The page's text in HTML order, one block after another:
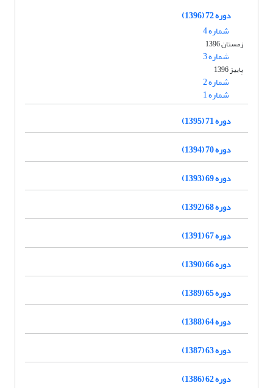
دوره 72 (1396)
شماره 4
زمستان 1396
شماره 3
پاییز 1396
شماره 2
شماره 1
دوره 71 (1395)
دوره 70 (1394)
دوره 69 (1393)
دوره 68 (1392)
دوره 67 (1391)
دوره 66 (1390)
دوره 65 (1389)
دوره 64 (1388)
دوره 63 (1387)
دوره 62 (1386)